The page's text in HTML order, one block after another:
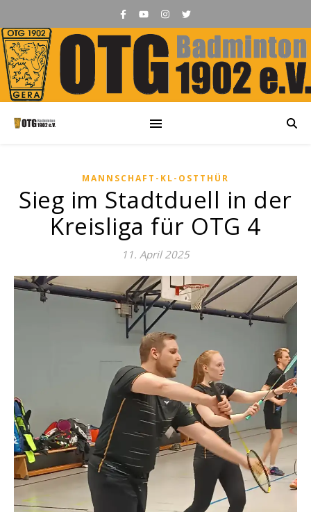
MANNSCHAFT-KL-OSTTHÜR
Sieg im Stadtduell in der
Kreisliga für OTG 4
11. April 2025